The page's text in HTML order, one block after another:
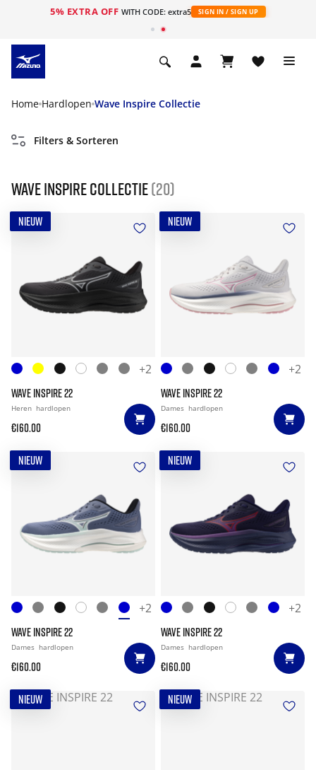
5% EXTRA OFF WITH CODE: extra5 SIGN IN / SIGN UP
Home Hardlopen Wave Inspire Collectie
Filters & Sorteren
Wave Inspire Collectie(20)
NIEUW
+2
WAVE INSPIRE 22
Heren hardlopen
€160.00
NIEUW
+2
WAVE INSPIRE 22
Dames hardlopen
€160.00
NIEUW
+2
WAVE INSPIRE 22
Dames hardlopen
€160.00
NIEUW
+2
WAVE INSPIRE 22
Dames hardlopen
€160.00
NIEUW NIEUW